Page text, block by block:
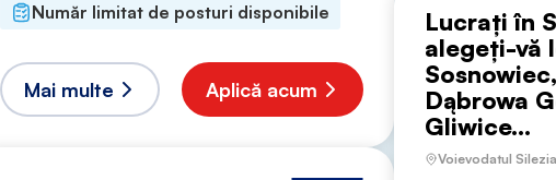
Număr limitat de posturi disponibile
Mai multe Aplică acum
Lucrați în
alegeți-vă
Dąbrowa
Gliwice...
Voievodatul Silezia